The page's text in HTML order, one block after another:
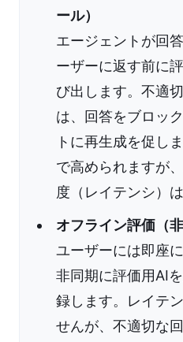
ール）
エージェントが回
ーザーに返す前に
び出します。不適
は、回答をブロッ
トに再生成を促し
で高められますが
度（レイテンシ）
オフライン評価（
ユーザーには即座
非同期に評価用AI
録します。レイテ
せんが、不適切な